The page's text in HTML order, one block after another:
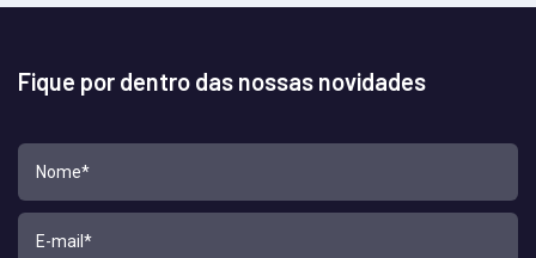
Fique por dentro das nossas novidades